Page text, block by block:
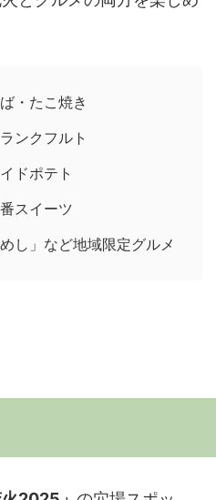
・たこ焼き
ンクフルト
ドポテト
スイーツ
し」など地域限定グルメ